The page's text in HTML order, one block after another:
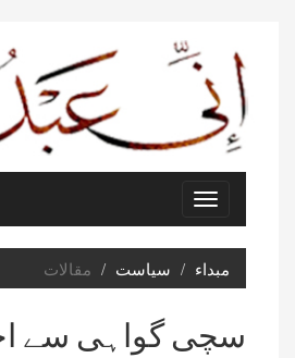
Toggle
navigation
مبداء
سیاست مقالات
سچی گواہی سے